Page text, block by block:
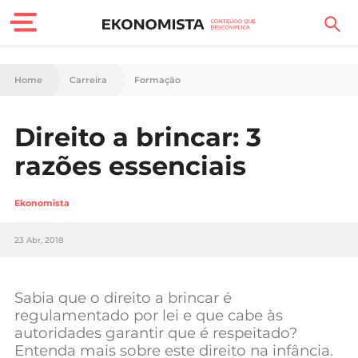
Finanças Pessoais
Carreira
Tecnologia
Negócios
Home Carreira Formação
Direito a brincar: 3
razões essenciais
Ekonomista
23 Abr, 2018
Sabia que o direito a brincar é
regulamentado por lei e que cabe às
autoridades garantir que é respeitado?
Entenda mais sobre este direito na infância.